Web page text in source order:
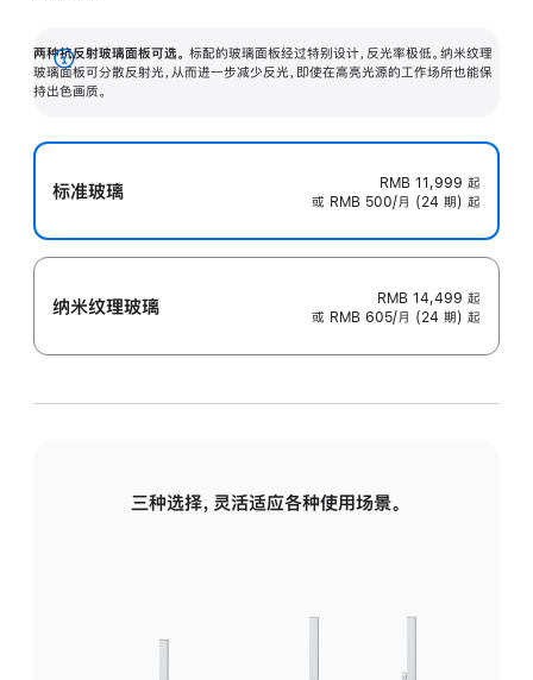
两种抗反射玻璃面板可选。 标配的玻璃面板经过特别设计，反光率极低。纳米纹理
玻璃面板可分散反射光，从而进一步减少反光，即使在高亮光源的工作场所也能保
持出色画质。
展
开
标准玻璃 RMB 11,999 起
或 RMB 500/月 (24 期) 起
纳米纹理玻璃 RMB 14,499 起
或 RMB 605/月 (24 期) 起
三种选择，灵活适应各种使用场景。